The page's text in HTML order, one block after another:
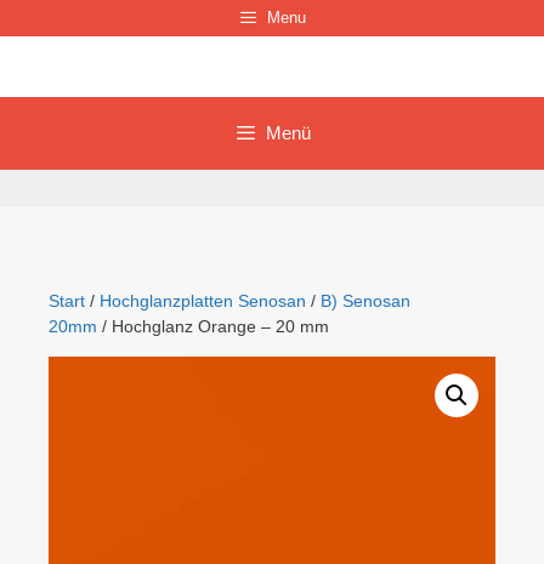
Inhalt
Menu
Menü
Start / Hochglanzplatten Senosan / B) Senosan
20mm / Hochglanz Orange – 20 mm